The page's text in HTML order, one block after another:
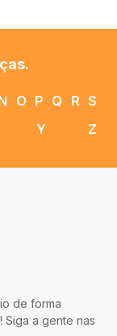
O P Q R S
Y Z
de forma
Siga a gente nas